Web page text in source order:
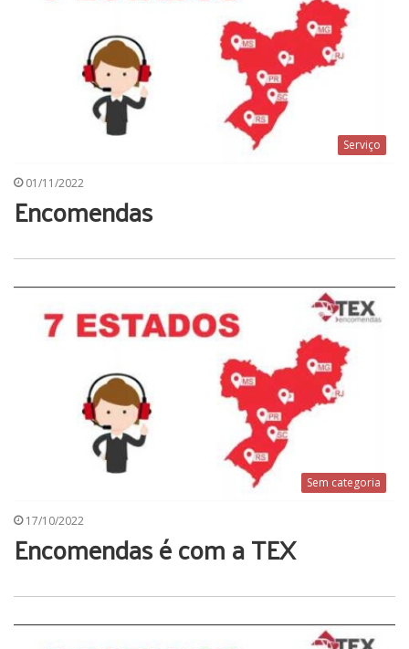
Serviço
01/11/2022
Encomendas
Sem categoria
17/10/2022
Encomendas é com a TEX